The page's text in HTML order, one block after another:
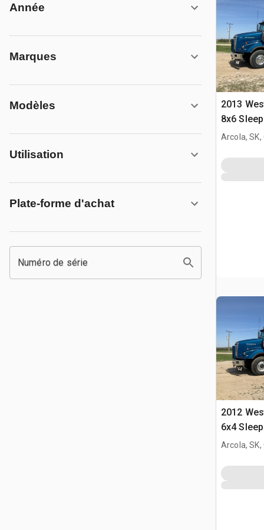
Année
Marques
Modèles
Utilisation
Plate-forme d'achat
Numéro de série
2013
8x6
Arcola, SK,
2012
6x4
Arcola, SK,